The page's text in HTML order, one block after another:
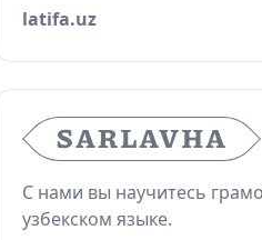
latifa.uz
С нами вы научитесь
узбекском языке.